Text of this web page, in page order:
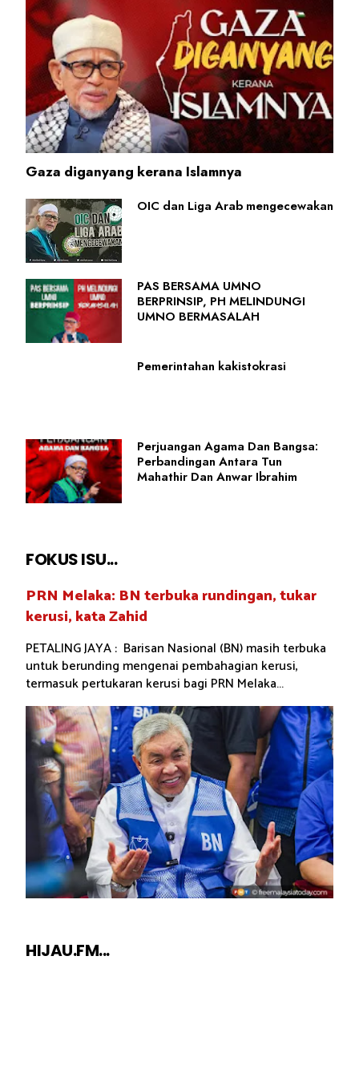
Gaza diganyang kerana Islamnya
OIC dan Liga Arab mengecewakan
PAS BERSAMA UMNO
BERPRINSIP, PH MELINDUNGI
UMNO BERMASALAH
Pemerintahan kakistokrasi
Perjuangan Agama Dan Bangsa:
Perbandingan Antara Tun
Mahathir Dan Anwar Ibrahim
FOKUS ISU...
PRN Melaka: BN terbuka rundingan, tukar
kerusi, kata Zahid
PETALING JAYA : Barisan Nasional (BN) masih terbuka
untuk berunding mengenai pembahagian kerusi,
termasuk pertukaran kerusi bagi PRN Melaka...
HIJAU.FM...